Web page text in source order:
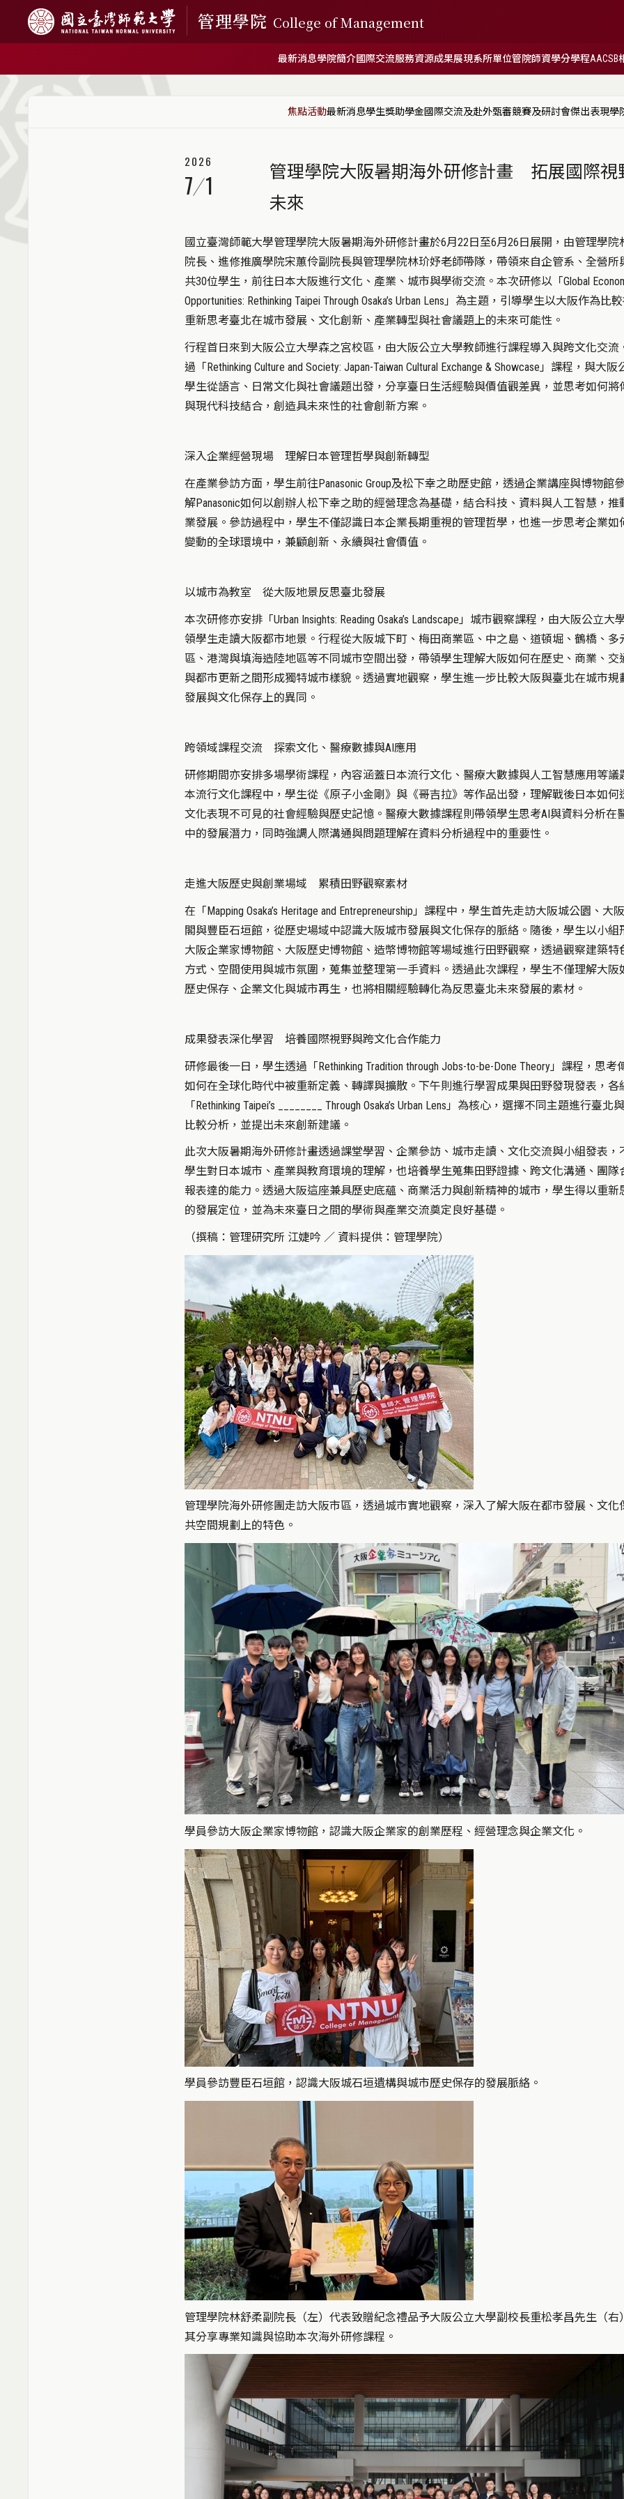
管理學院 College of Management
最新消息學院簡介國際交流服務資源成果展現系所單位管院師資學分學程AACSB
焦點活動最新消息學生獎助學金國際交流及赴外甄審競賽及研討會傑出表現學
2026
7 1
管理學院大阪暑期海外研修計畫 拓展國際視
未來
國立臺灣師範大學管理學院大阪暑期海外研修計畫於6月22日至6月26日展開，由管理學院
院長、進修推廣學院宋蕙伶副院長與管理學院林玠妤老師帶隊，帶領來自企管系、全營所
共30位學生，前往日本大阪進行文化、產業、城市與學術交流。本次研修以「Global
Opportunities: Rethinking Taipei Through Osaka’s Urban Lens」為主題，引導學生以大阪作為比
重新思考臺北在城市發展、文化創新、產業轉型與社會議題上的未來可能性。
行程首日來到大阪公立大學森之宮校區，由大阪公立大學教師進行課程導入與跨文化交流
過「Rethinking Culture and Society: Japan-Taiwan Cultural Exchange & Showcase」課程，與大
學生從語言、日常文化與社會議題出發，分享臺日生活經驗與價值觀差異，並思考如何將
與現代科技結合，創造具未來性的社會創新方案。
深入企業經營現場 理解日本管理哲學與創新轉型
在產業參訪方面，學生前往Panasonic Group及松下幸之助歷史館，透過企業講座與博物館
解Panasonic如何以創辦人松下幸之助的經營理念為基礎，結合科技、資料與人工智慧，推
業發展。參訪過程中，學生不僅認識日本企業長期重視的管理哲學，也進一步思考企業如
變動的全球環境中，兼顧創新、永續與社會價值。
以城市為教室 從大阪地景反思臺北發展
本次研修亦安排「Urban Insights: Reading Osaka’s Landscape」城市觀察課程，由大阪公立大
領學生走讀大阪都市地景。行程從大阪城下町、梅田商業區、中之島、道頓堀、鶴橋、多
區、港灣與填海造陸地區等不同城市空間出發，帶領學生理解大阪如何在歷史、商業、交
與都市更新之間形成獨特城市樣貌。透過實地觀察，學生進一步比較大阪與臺北在城市規
發展與文化保存上的異同。
跨領域課程交流 探索文化、醫療數據與AI應用
研修期間亦安排多場學術課程，內容涵蓋日本流行文化、醫療大數據與人工智慧應用等議
本流行文化課程中，學生從《原子小金剛》與《哥吉拉》等作品出發，理解戰後日本如何
文化表現不可見的社會經驗與歷史記憶。醫療大數據課程則帶領學生思考AI與資料分析在
中的發展潛力，同時強調人際溝通與問題理解在資料分析過程中的重要性。
走進大阪歷史與創業場域 累積田野觀察素材
在「Mapping Osaka’s Heritage and Entrepreneurship」課程中，學生首先走訪大阪城公園、大
閣與豐臣石垣館，從歷史場域中認識大阪城市發展與文化保存的脈絡。隨後，學生以小組
大阪企業家博物館、大阪歷史博物館、造幣博物館等場域進行田野觀察，透過觀察建築特
方式、空間使用與城市氛圍，蒐集並整理第一手資料。透過此次課程，學生不僅理解大阪
歷史保存、企業文化與城市再生，也將相關經驗轉化為反思臺北未來發展的素材。
成果發表深化學習 培養國際視野與跨文化合作能力
研修最後一日，學生透過「Rethinking Tradition through Jobs-to-be-Done Theory」課程，思考
如何在全球化時代中被重新定義、轉譯與擴散。下午則進行學習成果與田野發現發表，各
「Rethinking Taipei’s ________ Through Osaka’s Urban Lens」為核心，選擇不同主題進行臺北
比較分析，並提出未來創新建議。
此次大阪暑期海外研修計畫透過課堂學習、企業參訪、城市走讀、文化交流與小組發表，
學生對日本城市、產業與教育環境的理解，也培養學生蒐集田野證據、跨文化溝通、團隊
報表達的能力。透過大阪這座兼具歷史底蘊、商業活力與創新精神的城市，學生得以重新
的發展定位，並為未來臺日之間的學術與產業交流奠定良好基礎。
（撰稿：管理研究所 江婕吟 ／ 資料提供：管理學院）
管理學院海外研修團走訪大阪市區，透過城市實地觀察，深入了解大阪在都市發展、文化
共空間規劃上的特色。
學員參訪大阪企業家博物館，認識大阪企業家的創業歷程、經營理念與企業文化。
學員參訪豐臣石垣館，認識大阪城石垣遺構與城市歷史保存的發展脈絡。
管理學院林舒柔副院長（左）代表致贈紀念禮品予大阪公立大學副校長重松孝昌先生（右
其分享專業知識與協助本次海外研修課程。